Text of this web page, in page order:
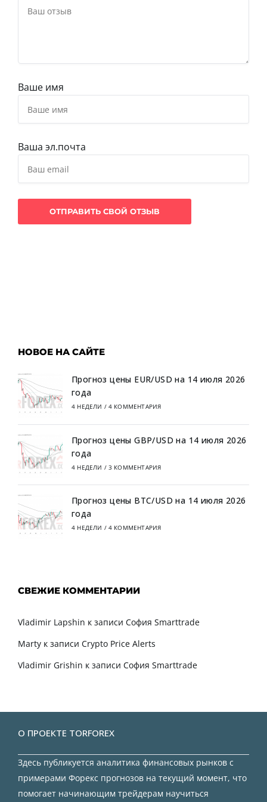
Ваше имя
Ваша эл.почта
НОВОЕ НА САЙТЕ
Прогноз цены EUR/USD на 14 июля 2026
года
4 НЕДЕЛИ / 4 КОММЕНТАРИЯ
Прогноз цены GBP/USD на 14 июля 2026
года
4 НЕДЕЛИ / 3 КОММЕНТАРИЯ
Прогноз цены BTC/USD на 14 июля 2026
года
4 НЕДЕЛИ / 4 КОММЕНТАРИЯ
СВЕЖИЕ КОММЕНТАРИИ
Vladimir Lapshin к записи София Smarttrade
Marty к записи Crypto Price Alerts
Vladimir Grishin к записи София Smarttrade
О ПРОЕКТЕ TORFOREX
Здесь публикуется аналитика финансовых рынков с
примерами Форекс прогнозов на текущий момент, что
помогает начинающим трейдерам научиться